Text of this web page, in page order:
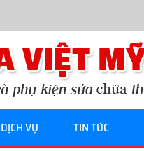
DỊCH VỤ TIN TỨC